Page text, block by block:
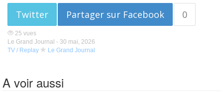
Twitter Partager sur Facebook 0
25 vues
Le Grand Journal - 30 mai, 2026
TV / Replay
Le Grand Journal
A voir aussi